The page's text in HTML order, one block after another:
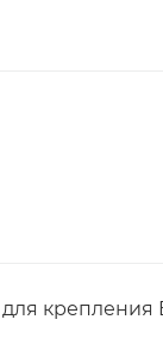
крепления